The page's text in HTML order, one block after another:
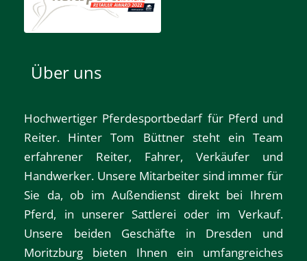
Über uns
Hochwertiger Pferdesportbedarf für Pferd und
Reiter. Hinter Tom Büttner steht ein Team
erfahrener Reiter, Fahrer, Verkäufer und
Handwerker. Unsere Mitarbeiter sind immer für
Sie da, ob im Außendienst direkt bei Ihrem
Pferd, in unserer Sattlerei oder im Verkauf.
Unsere beiden Geschäfte in Dresden und
Moritzburg bieten Ihnen ein umfangreiches